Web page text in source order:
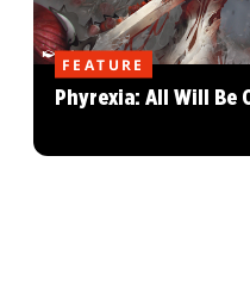
FEATURE
Phyrexia: All Will Be